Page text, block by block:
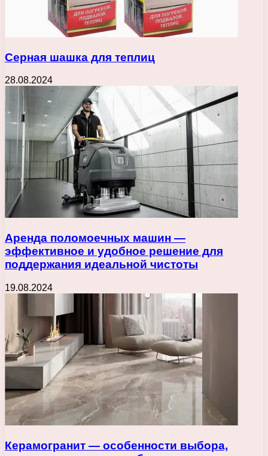
Серная шашка для теплиц
28.08.2024
Аренда поломоечных машин —
эффективное и удобное решение для
поддержания идеальной чистоты
19.08.2024
Керамогранит — особенности выбора,